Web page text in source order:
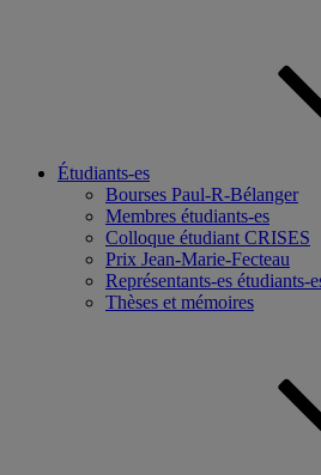
Étudiants-es
Bourses Paul-R-Bélanger
Membres étudiants-es
Colloque étudiant CRISES
Prix Jean-Marie-Fecteau
Représentants-es étudiants-
Thèses et mémoires